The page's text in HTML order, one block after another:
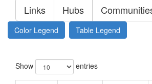
Links Hubs
Color Legend Table Legend
Show entries